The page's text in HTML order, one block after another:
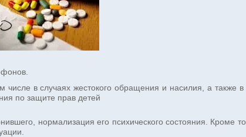
в случаях жестокого обращения и насилия, а также
по защите прав детей
нормализация его психического состояния. Кроме